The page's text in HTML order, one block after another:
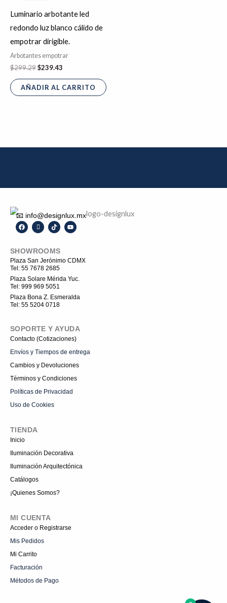
Luminario arbotante led
redondo luz blanco cálido de
empotrar dirigible.
Arbotantes empotrar
$299.29
$299.29.
$239.43
$239.43.
AÑADIR AL CARRITO
📧 info@designlux.mx
F
a
b
o
o
k
I
c
-
i
n
s
t
a
g
r
a
m
T
i
o
k
Y
o
b
e
SHOWROOMS
Plaza San Jerónimo CDMX
Tel: 55 7678 2685
Plaza Solare Mérida Yuc.
Tel: 999 969 5051
Plaza Bona Z. Esmeralda
Tel: 55 5204 0718
SOPORTE Y AYUDA
Contacto (Cotizaciones)
Envíos y Tiempos de entrega
Cambios y Devoluciones
Términos y Condiciones
Políticas de Privacidad
Uso de Cookies
TIENDA
Inicio
Iluminación Decorativa
Iluminación Arquitectónica
Catálogos
¡Quienes Somos?
MI CUENTA
Acceder o Registrarse
Mis Pedidos
Mi Carrito
Facturación
Métodos de Pago